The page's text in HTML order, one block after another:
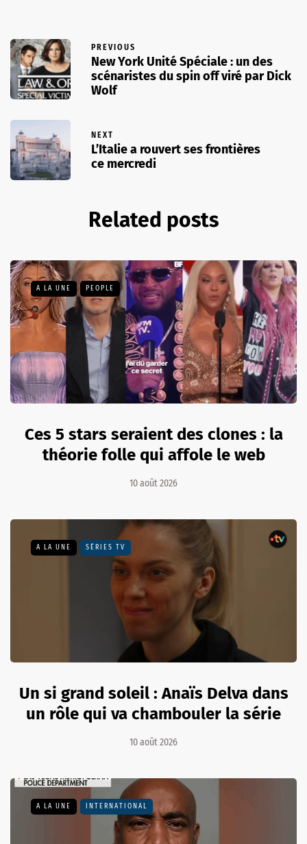
PREVIOUS
New York Unité Spéciale : un des
scénaristes du spin off viré par Dick
Wolf
NEXT
L’Italie a rouvert ses frontières
ce mercredi
Related posts
A LA UNE PEOPLE
Ces 5 stars seraient des clones : la
théorie folle qui affole le web
10 août 2026
A LA UNE SÉRIES TV
Un si grand soleil : Anaïs Delva dans
un rôle qui va chambouler la série
10 août 2026
A LA UNE INTERNATIONAL